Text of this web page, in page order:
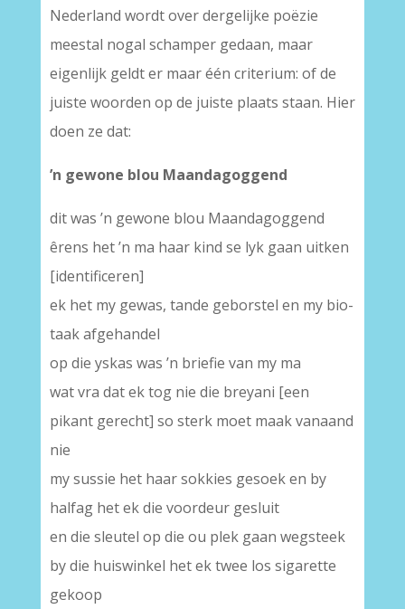
Nederland wordt over dergelijke poëzie
meestal nogal schamper gedaan, maar
eigenlijk geldt er maar één criterium: of de
juiste woorden op de juiste plaats staan. Hier
doen ze dat:
’n gewone blou Maandagoggend
dit was ’n gewone blou Maandagoggend
êrens het ’n ma haar kind se lyk gaan uitken
[identificeren]
ek het my gewas, tande geborstel en my bio-
taak afgehandel
op die yskas was ’n briefie van my ma
wat vra dat ek tog nie die breyani [een
pikant gerecht] so sterk moet maak vanaand
nie
my sussie het haar sokkies gesoek en by
halfag het ek die voordeur gesluit
en die sleutel op die ou plek gaan wegsteek
by die huiswinkel het ek twee los sigarette
gekoop